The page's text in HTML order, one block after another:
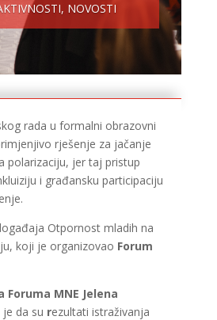
, NOVOSTI
rada u formalni obrazovni
rješenje za jačanje
polarizaciju, jer taj pristup
i građansku participaciju
Otpornost mladih na
koji je organizovao Forum
MNE Jelena
da su rezultati istraživanja